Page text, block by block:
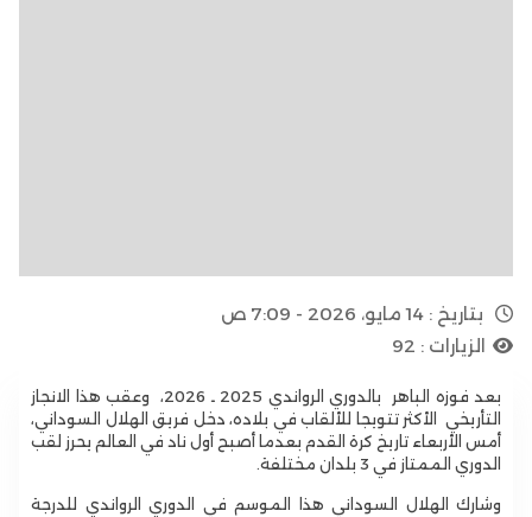
بتاريخ : 14 مايو، 2026 - 7:09 ص
الزيارات : 92
بعد فوزه الباهر بالدوري الرواندي 2025 ـ 2026، وعقب هذا الانجاز
التأريخي الأكثر تتويجا للألقاب في بلاده، دخل فريق الهلال السوداني،
أمس الأربعاء تاريخ كرة القدم بعدما أصبح أول ناد في العالم يحرز لقب
الدوري الممتاز في 3 بلدان مختلفة.
وشارك الهلال السوداني هذا الموسم في الدوري الرواندي للدرجة